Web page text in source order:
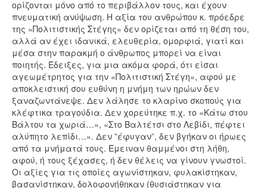
ορίζονται μόνο από το περιβάλλον τους, και έχουν
πνευματική ανύψωση. Η αξία του ανθρώπου κ. πρόεδρε
της «Πολιτιστικής Στέγης» δεν ορίζεται από τη θέση του,
αλλά αν έχει ιδανικά, ελευθερία, ομορφιά, γιατί και
μέσα στην παρακμή ο άνθρωπος μπορεί να είναι
ποιητής. Έδειξες, για μια ακόμα φορά, ότι είσαι
αγεωμέτρητος για την «Πολιτιστική Στέγη», αφού με
αποκλειστική σου ευθύνη η μνήμη των ηρώων δεν
ξαναζωντάνεψε. Δεν λάλησε το κλαρίνο σκοπούς για
κλέφτικα τραγούδια. Δεν χορεύτηκε π.χ. το «Κάτω στου
Βάλτου τα χωριά…», «Στο Βαλτέτσι στο Λεβίδι, πέφτει
αλύπητο λεπίδι…». Δεν ”έφυγαν”, δεν βγήκαν οι ήρωες
από τα μνήματά τους. Έμειναν θαμμένοι στη λήθη,
αφού, ή τους ξέχασες, ή δεν θέλεις να γίνουν γνωστοί.
Οι αξίες για τις οποίες αγωνίστηκαν, φυλακίστηκαν,
βασανίστηκαν, δολοφονήθηκαν (θυσιάστηκαν για